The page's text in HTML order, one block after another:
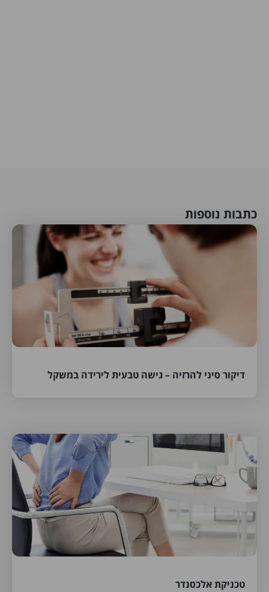
כתבות נוספות
דיקור סיני להרזיה – גישה טבעית לירידה במשקל
טכניקת אלכסנדר